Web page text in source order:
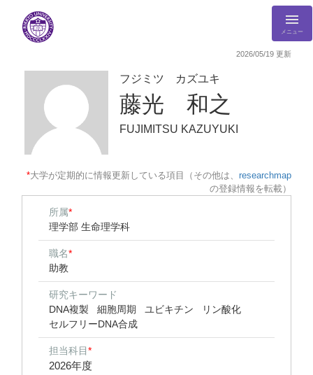
メニュー
2026/05/19 更新
フジミツ カズユキ
藤光 和之
FUJIMITSU KAZUYUKI
*大学が定期的に情報更新している項目（その他は、 researchmap
の登録情報を転載）
所属*
理学部 生命理学科
職名*
助教
研究キーワード
DNA複製
細胞周期 ユビキチン
リン酸化
セルフリーDNA合成
担当科目*
2026年度